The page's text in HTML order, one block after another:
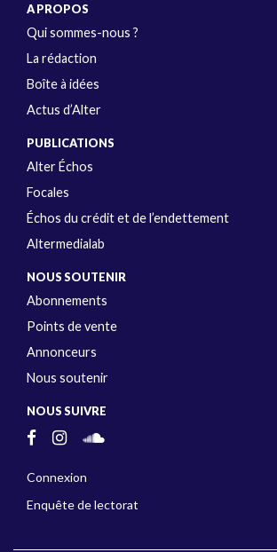
A PROPOS
Qui sommes-nous ?
La rédaction
Boîte à idées
Actus d’Alter
PUBLICATIONS
Alter Échos
Focales
Échos du crédit et de l’endettement
Altermedialab
NOUS SOUTENIR
Abonnements
Points de vente
Annonceurs
Nous soutenir
NOUS SUIVRE
Connexion
Enquête de lectorat